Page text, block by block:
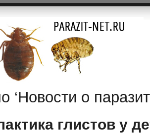
‘Новости о
глистов у